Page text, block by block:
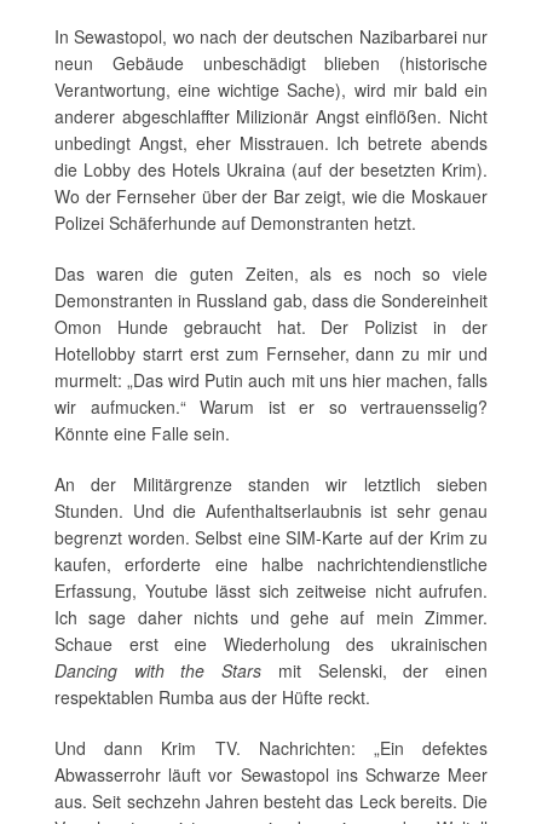
In Sewastopol, wo nach der deutschen Nazibarbarei nur
neun Gebäude unbeschädigt blieben (historische
Verantwortung, eine wichtige Sache), wird mir bald ein
anderer abgeschlaffter Milizionär Angst einflößen. Nicht
unbedingt Angst, eher Misstrauen. Ich betrete abends
die Lobby des Hotels Ukraina (auf der besetzten Krim).
Wo der Fernseher über der Bar zeigt, wie die Moskauer
Polizei Schäferhunde auf Demonstranten hetzt.
Das waren die guten Zeiten, als es noch so viele
Demonstranten in Russland gab, dass die Sondereinheit
Omon Hunde gebraucht hat. Der Polizist in der
Hotellobby starrt erst zum Fernseher, dann zu mir und
murmelt: „Das wird Putin auch mit uns hier machen, falls
wir aufmucken.“ Warum ist er so vertrauensselig?
Könnte eine Falle sein.
An der Militärgrenze standen wir letztlich sieben
Stunden. Und die Aufenthaltserlaubnis ist sehr genau
begrenzt worden. Selbst eine SIM-Karte auf der Krim zu
kaufen, erforderte eine halbe nachrichtendienstliche
Erfassung, Youtube lässt sich zeitweise nicht aufrufen.
Ich sage daher nichts und gehe auf mein Zimmer.
Schaue erst eine Wiederholung des ukrainischen
Dancing with the Stars mit Selenski, der einen
respektablen Rumba aus der Hüfte reckt.
Und dann Krim TV. Nachrichten: „Ein defektes
Abwasserrohr läuft vor Sewastopol ins Schwarze Meer
aus. Seit sechzehn Jahren besteht das Leck bereits. Die